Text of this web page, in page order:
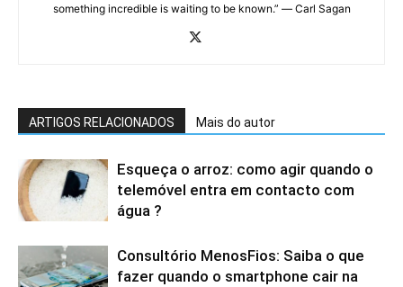
something incredible is waiting to be known.” ― Carl Sagan
ARTIGOS RELACIONADOS Mais do autor
Esqueça o arroz: como agir quando o
telemóvel entra em contacto com
água ?
Consultório MenosFios: Saiba o que
fazer quando o smartphone cair na